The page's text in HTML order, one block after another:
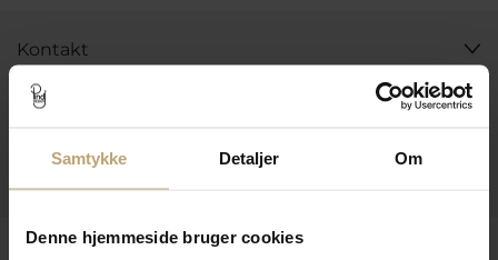
Samtykke Detaljer Om
Denne hjemmeside bruger cookies
Kontakt
Åbningstider I Butikken
Leveringsmuligheder